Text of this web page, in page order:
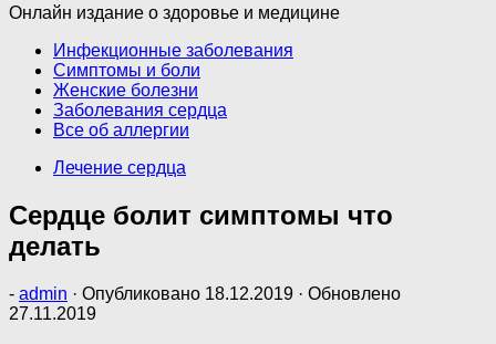
Онлайн издание о здоровье и медицине
Инфекционные заболевания
Симптомы и боли
Женские болезни
Заболевания сердца
Все об аллергии
Лечение сердца
Сердце болит симптомы что
делать
- admin · Опубликовано 18.12.2019 · Обновлено
27.11.2019